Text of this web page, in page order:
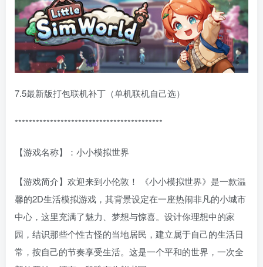
7.5最新版打包联机补丁（单机联机自己选）
******************************************
【游戏名称】：小小模拟世界
【游戏简介】欢迎来到小伦敦！ 《小小模拟世界》是一款温
馨的2D生活模拟游戏，其背景设定在一座热闹非凡的小城市
中心，这里充满了魅力、梦想与惊喜。设计你理想中的家
园，结识那些个性古怪的当地居民，建立属于自己的生活日
常，按自己的节奏享受生活。这是一个平和的世界，一次全